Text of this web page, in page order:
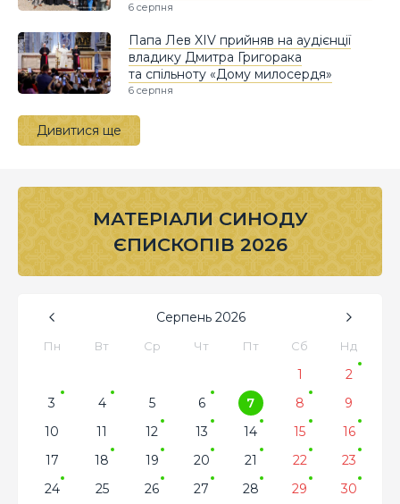
6 серпня
Папа Лев XIV прийняв на аудієнції
владику Дмитра Григорака
та спільноту «Дому милосердя»
6 серпня
Дивитися ще
МАТЕРІАЛИ СИНОДУ
ЄПИСКОПІВ 2026
Серпень 2026
Пн Вт Ср Чт Пт Сб Нд
1
2
3
4 5 6 7 8
9
10
11 12 13 14 15
16
17
18 19 20 21 22
23
24
25 26 27 28 29
30